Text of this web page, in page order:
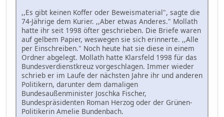
,,Es gibt keinen Koffer oder Beweismaterial", sagte die
74-Jährige dem Kurier. ,,Aber etwas Anderes." Mollath
hatte ihr seit 1998 öfter geschrieben. Die Briefe waren
auf gelbem Papier, weswegen sie sich erinnerte. ,,Alle
per Einschreiben." Noch heute hat sie diese in einem
Ordner abgelegt. Mollath hatte Klarsfeld 1998 für das
Bundesverdienstkreuz vorgeschlagen. Immer wieder
schrieb er im Laufe der nächsten Jahre ihr und anderen
Politikern, darunter dem damaligen
Bundesaußenminister Joschka Fischer,
Bundespräsidenten Roman Herzog oder der Grünen-
Politikerin Amelie Bundenbach.